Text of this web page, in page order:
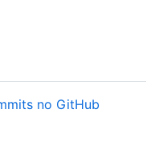
no GitHub